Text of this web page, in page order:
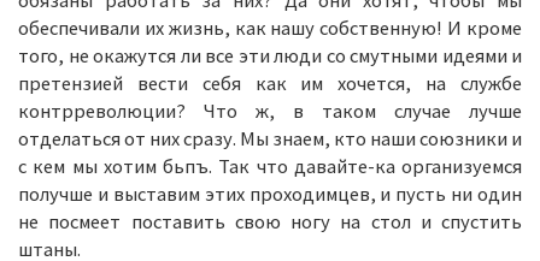
обеспечивали их жизнь, как нашу собственную! И кроме
того, не окажутся ли все эти люди со смутными идеями и
претензией вести себя как им хочется, на службе
контрреволюции? Что ж, в таком случае лучше
отделаться от них сразу. Мы знаем, кто наши союзники и
с кем мы хотим бьпъ. Так что давайте-ка организуемся
получше и выставим этих проходимцев, и пусть ни один
не посмеет поставить свою ногу на стол и спустить
штаны.